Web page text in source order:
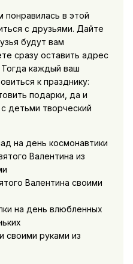
в этой
с друзьями. Дайте
будут вам
сразу оставить адрес
Тогда каждый ваш
к празднику:
подарки, да и
детьми творческий
на день космонавтики
Валентина из
Валентина своими
на день влюбленных
своими руками из